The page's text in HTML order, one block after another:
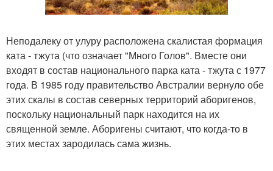
Неподалеку от улуру расположена скалистая формация
ката - тжута (что означает "Много Голов". Вместе они
входят в состав национального парка ката - тжута с 1977
года. В 1985 году правительство Австралии вернуло обе
этих скалы в состав северных территорий аборигенов,
поскольку национальный парк находится на их
священной земле. Аборигены считают, что когда-то в
этих местах зародилась сама жизнь.